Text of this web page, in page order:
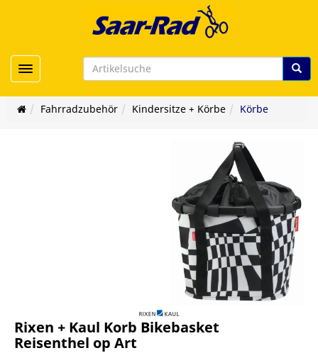
Toggle navigation
Fahrradzubehör Kindersitze + Körbe Körbe
Rixen + Kaul Korb Bikebasket
Reisenthel op Art